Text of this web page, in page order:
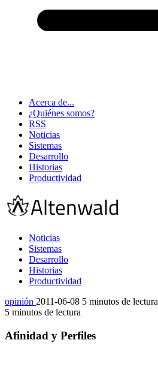
Acerca de...
¿Quiénes somos?
RSS
Noticias
Sistemas
Desarrollo
Historias
Productividad
Noticias
Sistemas
Desarrollo
Historias
Productividad
opinión 2011-06-08 5 minutos de lectura
5 minutos de lectura
Afinidad y Perfiles